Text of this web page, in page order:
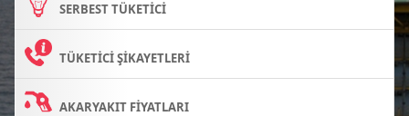
SERBEST TÜKETİCİ
TÜKETİCİ ŞİKAYETLERİ
AKARYAKIT FİYATLARI